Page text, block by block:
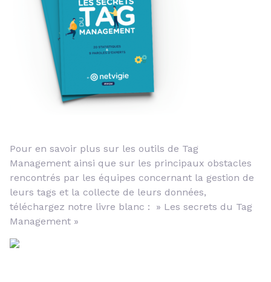
Pour en savoir plus sur les outils de Tag
Management ainsi que sur les principaux obstacles
rencontrés par les équipes concernant la gestion de
leurs tags et la collecte de leurs données,
téléchargez notre livre blanc : » Les secrets du Tag
Management »